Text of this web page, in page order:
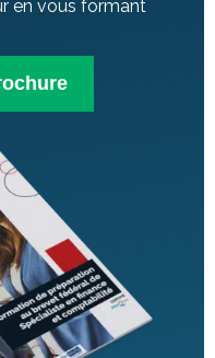
en vous formant